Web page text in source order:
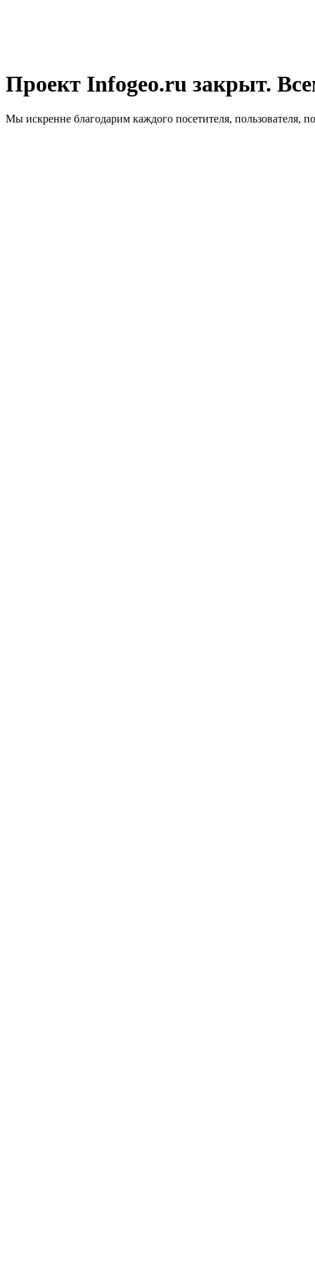
Проект Infogeo.ru закрыт.
Мы искренне благодарим каждого посетителя, пользователя,